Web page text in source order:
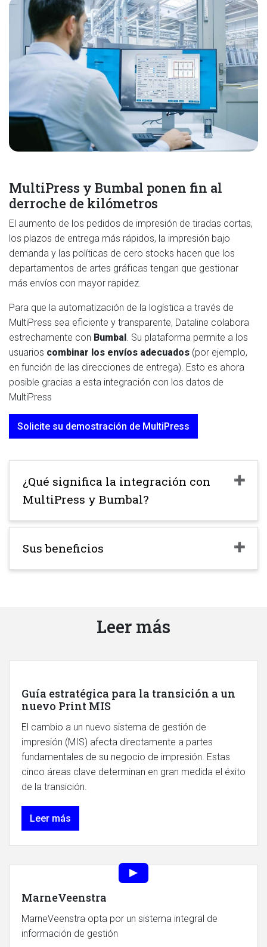
MultiPress y Bumbal ponen fin al
derroche de kilómetros
El aumento de los pedidos de impresión de tiradas cortas,
los plazos de entrega más rápidos, la impresión bajo
demanda y las políticas de cero stocks hacen que los
departamentos de artes gráficas tengan que gestionar
más envíos con mayor rapidez.
Para que la automatización de la logística a través de
MultiPress sea eficiente y transparente, Dataline colabora
estrechamente con Bumbal . Su plataforma permite a los
usuarios combinar los envíos adecuados (por ejemplo,
en función de las direcciones de entrega). Esto es ahora
posible gracias a esta integración con los datos de
MultiPress
Solicite su demostración de MultiPress
¿Qué significa la integración con
MultiPress y Bumbal?
Sus beneficios
Leer más
Guía estratégica para la transición a un
nuevo Print MIS
El cambio a un nuevo sistema de gestión de
impresión (MIS) afecta directamente a partes
fundamentales de su negocio de impresión. Estas
cinco áreas clave determinan en gran medida el éxito
de la transición.
Leer más
MarneVeenstra
MarneVeenstra opta por un sistema integral de
información de gestión